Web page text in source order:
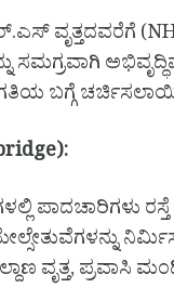
ವೃತ್ತದವರೆಗೆ
ಸಮಗ್ರವಾಗಿ
ಬಗ್ಗೆ
ಪಾದಚಾರಿಗಳು
ವೃತ್ತ, ಪ್ರವಾಸಿ